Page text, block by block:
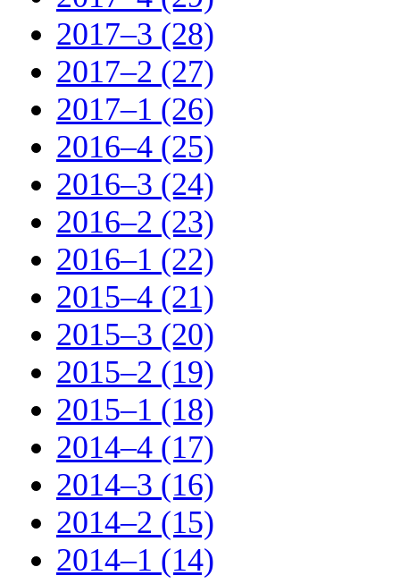
2017–3 (28)
2017–2 (27)
2017–1 (26)
2016–4 (25)
2016–3 (24)
2016–2 (23)
2016–1 (22)
2015–4 (21)
2015–3 (20)
2015–2 (19)
2015–1 (18)
2014–4 (17)
2014–3 (16)
2014–2 (15)
2014–1 (14)